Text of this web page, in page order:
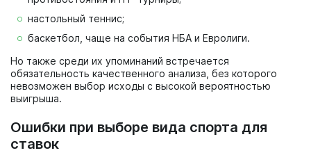
настольный теннис;
баскетбол, чаще на события НБА и Евролиги.
Но также среди их упоминаний встречается
обязательность качественного анализа, без которого
невозможен выбор исходы с высокой вероятностью
выигрыша.
Ошибки при выборе вида спорта для
ставок